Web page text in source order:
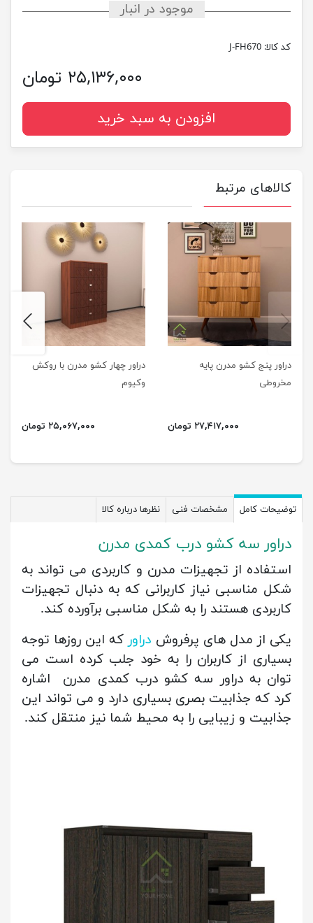
موجود در انبار
کد کالا: J-FH670
۲۵,۱۳۶,۰۰۰ تومان
افزودن به سبد خرید
کالاهای مرتبط
دراور پنج کشو مدرن پایه
مخروطی
۲۷,۴۱۷,۰۰۰ تومان
دراور چهار کشو مدرن با روکش
وکیوم
۲۵,۰۶۷,۰۰۰ تومان
previus
توضیحات کامل مشخصات فنی نظرها درباره کالا
دراور سه کشو درب کمدی مدرن
استفاده از تجهیزات مدرن و کاربردی می تواند به
شکل مناسبی نیاز کاربرانی که به دنبال تجهیزات
کاربردی هستند را به شکل مناسبی برآورده کند.
یکی از مدل های پرفروش دراور که این روزها توجه
بسیاری از کاربران را به خود جلب کرده است می
توان به دراور سه کشو درب کمدی مدرن اشاره
کرد که جذابیت بصری بسیاری دارد و می تواند این
جذابیت و زیبایی را به محیط شما نیز منتقل کند.